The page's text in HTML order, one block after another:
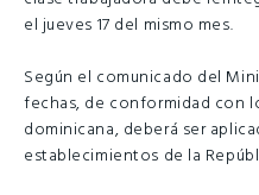
el jueves 17 del mismo mes.
Según el comunicado del
fechas, de conformidad con
dominicana, deberá ser
establecimientos de la